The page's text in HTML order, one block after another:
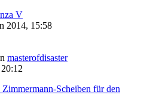
V
2014, 15:58
masterofdisaster
Scheiben für den